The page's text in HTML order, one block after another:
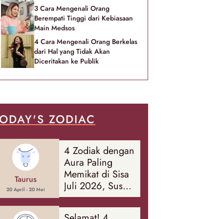
3 Cara Mengenali Orang
Berempati Tinggi dari Kebiasaan
Main Medsos
4 Cara Mengenali Orang Berkelas
dari Hal yang Tidak Akan
Diceritakan ke Publik
ZODIAC
Taurus
20 April - 20 Mei
4 Zodiak dengan
Aura Paling
Memikat di Sisa
Juli 2026, Susah
Diabaikan Orang
Sekitar!